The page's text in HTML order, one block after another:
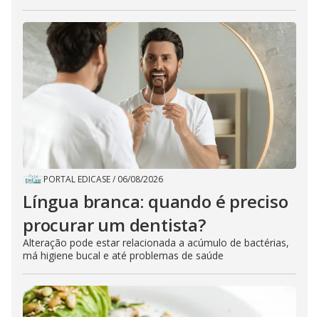
PORTAL EDICASE/ 06/08/2026
Língua branca: quando é preciso
procurar um dentista?
Alteração pode estar relacionada a acúmulo de bactérias,
má higiene bucal e até problemas de saúde